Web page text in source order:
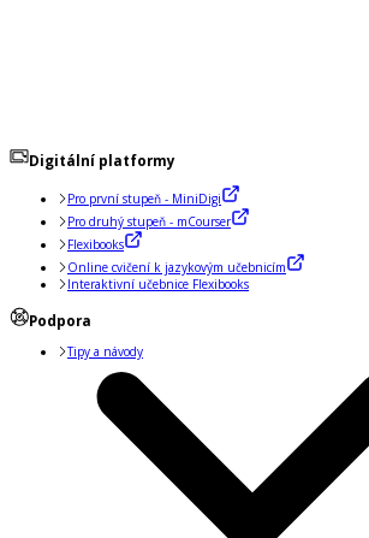
Digitální platformy
Pro první stupeň - MiniDigi
Pro druhý stupeň - mCourser
Flexibooks
Online cvičení k jazykovým učebnicím
Interaktivní učebnice Flexibooks
Podpora
Tipy a návody